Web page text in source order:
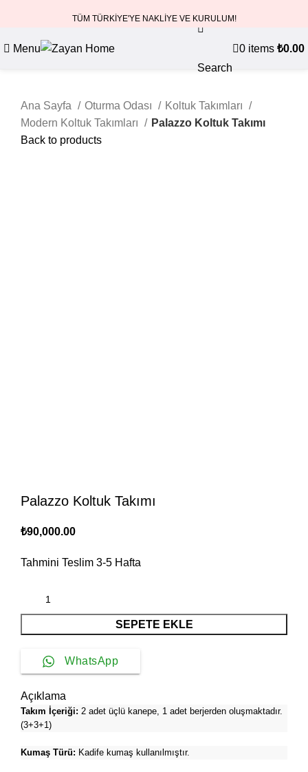
TÜM TÜRKİYE'YE NAKLİYE VE KURULUM!
Menu
Search
0 items ₺0.00
Ana Sayfa Oturma Odası
Koltuk Takımları
Modern Koltuk Takımları
Palazzo Koltuk Takımı
Back to products
Palazzo Koltuk Takımı
₺90,000.00
Tahmini Teslim 3-5 Hafta
SEPETE EKLE
WhatsApp
Açıklama
Takım İçeriği: 2 adet üçlü kanepe, 1 adet berjerden oluşmaktadır.
(3+3+1)
Kumaş Türü: Kadife kumaş kullanılmıştır.